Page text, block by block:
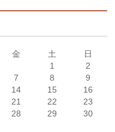
金 土 日
1
2
7 8
9
14 15
16
21 22
23
28 29
30